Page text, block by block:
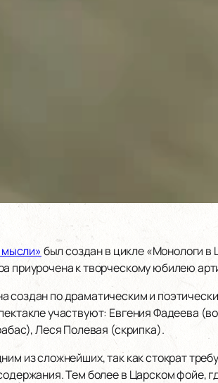
мысли»был создан в цикле «Монологи
приурочена к творческому юбилею
создан по драматическим и
участвуют: Евгения Фадеева
Леся Полевая (скрипка).
из сложнейших, так как стократ
Тем более в Царском фойе,